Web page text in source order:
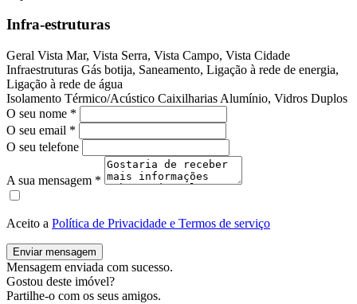
Infra-estruturas
Geral Vista Mar, Vista Serra, Vista Campo, Vista Cidade
Infraestruturas Gás botija, Saneamento, Ligação à rede de energia,
Ligação à rede de água
Isolamento Térmico/Acústico Caixilharias Alumínio, Vidros Duplos
O seu nome *
O seu email *
O seu telefone
A sua mensagem *
Aceito a Política de Privacidade e Termos de serviço
Enviar mensagem
Mensagem enviada com sucesso.
Gostou deste imóvel?
Partilhe-o com os seus amigos.